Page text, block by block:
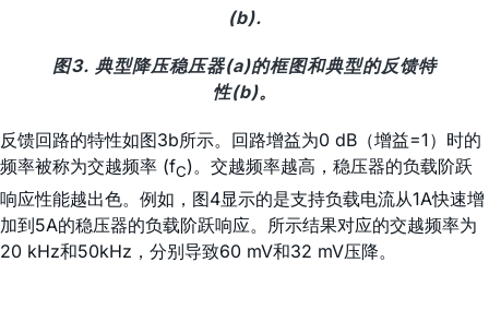
(b).
图3. 典型降压稳压器(a)的框图和典型的反馈特
性(b)。
反馈回路的特性如图3b所示。回路增益为0 dB（增益=1）时的
频率被称为交越频率 (fC)。交越频率越高，稳压器的负载阶跃
响应性能越出色。例如，图4显示的是支持负载电流从1A快速增
加到5A的稳压器的负载阶跃响应。所示结果对应的交越频率为
20 kHz和50kHz，分别导致60 mV和32 mV压降。